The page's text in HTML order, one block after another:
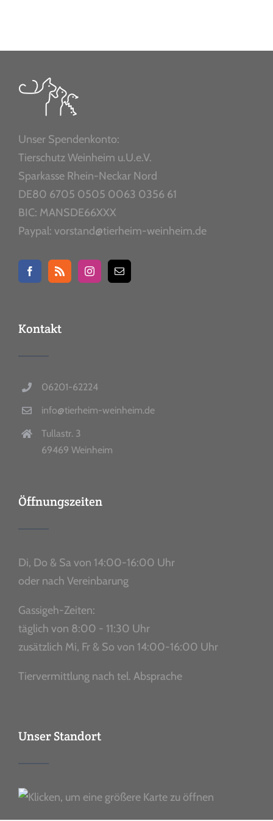
Unser Spendenkonto:
Tierschutz Weinheim u.U.e.V.
Sparkasse Rhein-Neckar Nord
DE80 6705 0505 0063 0356 61
BIC: MANSDE66XXX
Paypal: vorstand@tierheim-weinheim.de
Kontakt
06201-62224
info@tierheim-weinheim.de
Tullastr. 3
69469 Weinheim
Öffnungszeiten
Di, Do & Sa von 14:00-16:00 Uhr
oder nach Vereinbarung
Gassigeh-Zeiten:
täglich von 8:00 - 11:30 Uhr
zusätzlich Mi, Fr & So von 14:00-16:00 Uhr
Tiervermittlung nach tel. Absprache
Unser Standort